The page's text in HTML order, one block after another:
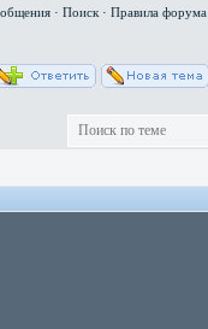
· Поиск · Правила форума